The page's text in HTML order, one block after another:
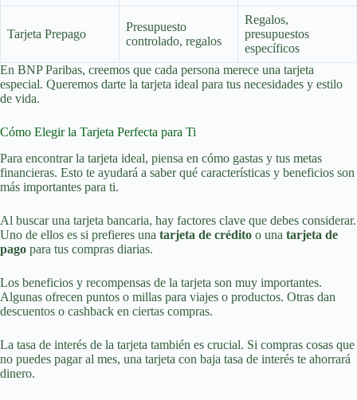
Tarjeta Prepago
Presupuesto
controlado, regalos
Regalos,
presupuestos
específicos
En BNP Paribas, creemos que cada persona merece una tarjeta
especial. Queremos darte la tarjeta ideal para tus necesidades y estilo
de vida.
Cómo Elegir la Tarjeta Perfecta para Ti
Para encontrar la tarjeta ideal, piensa en cómo gastas y tus metas
financieras. Esto te ayudará a saber qué características y beneficios son
más importantes para ti.
Al buscar una tarjeta bancaria, hay factores clave que debes considerar.
Uno de ellos es si prefieres una tarjeta de crédito o una tarjeta de
pago para tus compras diarias.
Los beneficios y recompensas de la tarjeta son muy importantes.
Algunas ofrecen puntos o millas para viajes o productos. Otras dan
descuentos o cashback en ciertas compras.
La tasa de interés de la tarjeta también es crucial. Si compras cosas que
no puedes pagar al mes, una tarjeta con baja tasa de interés te ahorrará
dinero.